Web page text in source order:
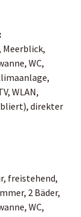
Meerblick,
WC,
WLAN,
direkter
freistehend,
2 Bäder,
WC,